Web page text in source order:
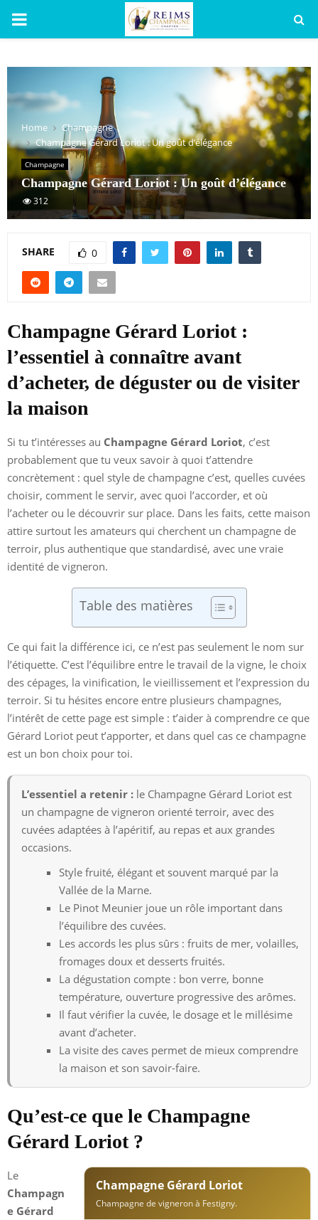
PRIMARY
Home
Champagne
Champagne Gérard Loriot : Un goût d’élégance
Champagne
Champagne Gérard Loriot : Un goût d’élégance
312
SHARE 0
Champagne Gérard Loriot :
l’essentiel à connaître avant
d’acheter, de déguster ou de visiter
la maison
Si tu t’intéresses au Champagne Gérard Loriot, c’est
probablement que tu veux savoir à quoi t’attendre
concrètement : quel style de champagne c’est, quelles cuvées
choisir, comment le servir, avec quoi l’accorder, et où
l’acheter ou le découvrir sur place. Dans les faits, cette maison
attire surtout les amateurs qui cherchent un champagne de
terroir, plus authentique que standardisé, avec une vraie
identité de vigneron.
Table des matières
Ce qui fait la différence ici, ce n’est pas seulement le nom sur
l’étiquette. C’est l’équilibre entre le travail de la vigne, le choix
des cépages, la vinification, le vieillissement et l’expression du
terroir. Si tu hésites encore entre plusieurs champagnes,
l’intérêt de cette page est simple : t’aider à comprendre ce que
Gérard Loriot peut t’apporter, et dans quel cas ce champagne
est un bon choix pour toi.
L’essentiel a retenir : le Champagne Gérard Loriot est
un champagne de vigneron orienté terroir, avec des
cuvées adaptées à l’apéritif, au repas et aux grandes
occasions.
Style fruité, élégant et souvent marqué par la
Vallée de la Marne.
Le Pinot Meunier joue un rôle important dans
l’équilibre des cuvées.
Les accords les plus sûrs : fruits de mer, volailles,
fromages doux et desserts fruités.
La dégustation compte : bon verre, bonne
température, ouverture progressive des arômes.
Il faut vérifier la cuvée, le dosage et le millésime
avant d’acheter.
La visite des caves permet de mieux comprendre
la maison et son savoir-faire.
Qu’est-ce que le Champagne
Gérard Loriot ?
Champagne Gérard Loriot
Champagne de vigneron à Festigny.
Le
Champagn
e Gérard